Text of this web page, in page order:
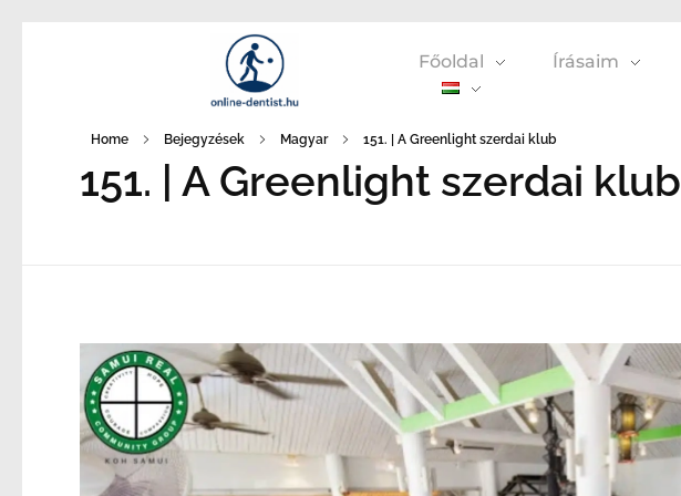
Főoldal Írásaim
Home Bejegyzések Magyar 151. | A Greenlight szerdai klub
151. | A Greenlight szerdai klub